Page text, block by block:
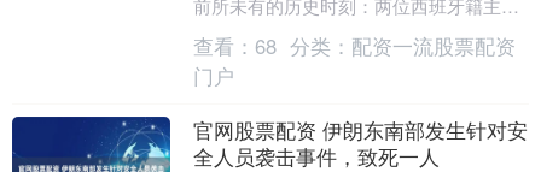
前所未有的历史时刻：两位西班牙籍主教
练将分别率队展开巅峰对决。随着巴黎圣
日耳曼（....
查看： 68 分类： 配资一流股票配资
门户
官网股票配资 伊朗东南部发生针对安
全人员袭击事件，致死一人